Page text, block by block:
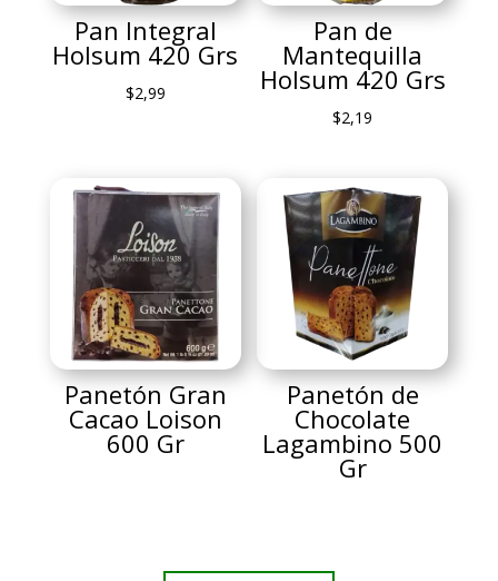
Pan Integral
Holsum 420 Grs
$2,99
Pan de
Mantequilla
Holsum 420 Grs
$2,19
Panetón Gran
Cacao Loison
600 Gr
Panetón de
Chocolate
Lagambino 500
Gr